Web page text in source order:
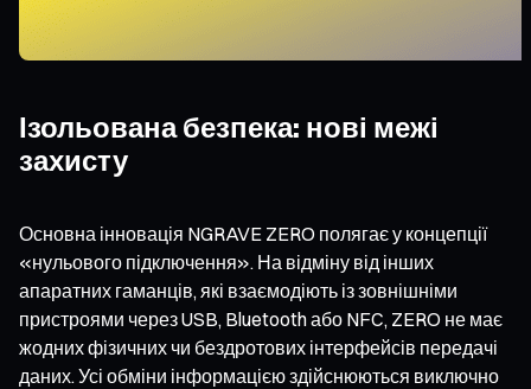
Ізольована безпека: нові межі
захисту
Основна інновація NGRAVE ZERO полягає у концепції
«нульового підключення». На відміну від інших
апаратних гаманців, які взаємодіють із зовнішніми
пристроями через USB, Bluetooth або NFC, ZERO не має
жодних фізичних чи бездротових інтерфейсів передачі
даних. Усі обміни інформацією здійснюються виключно